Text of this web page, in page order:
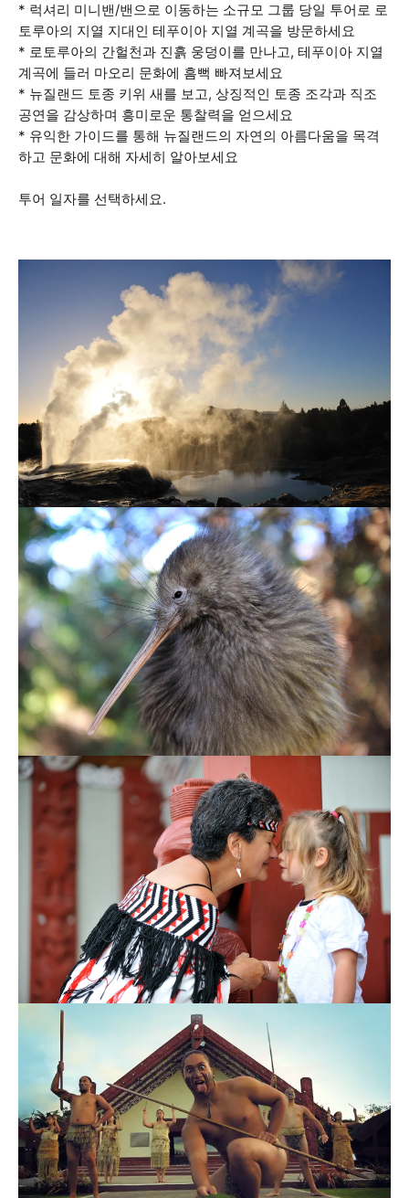
* 럭셔리 미니밴/밴으로 이동하는 소규모 그룹 당일 투어로 로
토루아의 지열 지대인 테푸이아 지열 계곡을 방문하세요
* 로토루아의 간헐천과 진흙 웅덩이를 만나고, 테푸이아 지열
계곡에 들러 마오리 문화에 흠뻑 빠져보세요
* 뉴질랜드 토종 키위 새를 보고, 상징적인 토종 조각과 직조
공연을 감상하며 흥미로운 통찰력을 얻으세요
* 유익한 가이드를 통해 뉴질랜드의 자연의 아름다움을 목격
하고 문화에 대해 자세히 알아보세요
투어 일자를 선택하세요.